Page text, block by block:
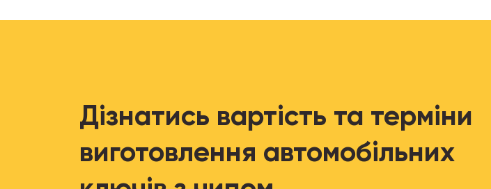
Дізнатись вартість та терміни
виготовлення автомобільних